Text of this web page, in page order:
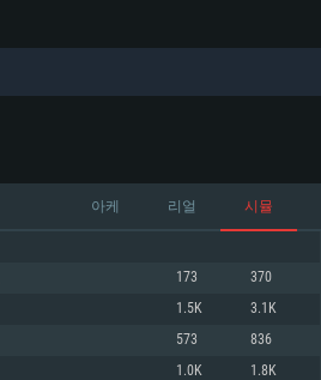
아케 리얼 시뮬
173 370
1.5K 3.1K
573 836
1.0K 1.8K